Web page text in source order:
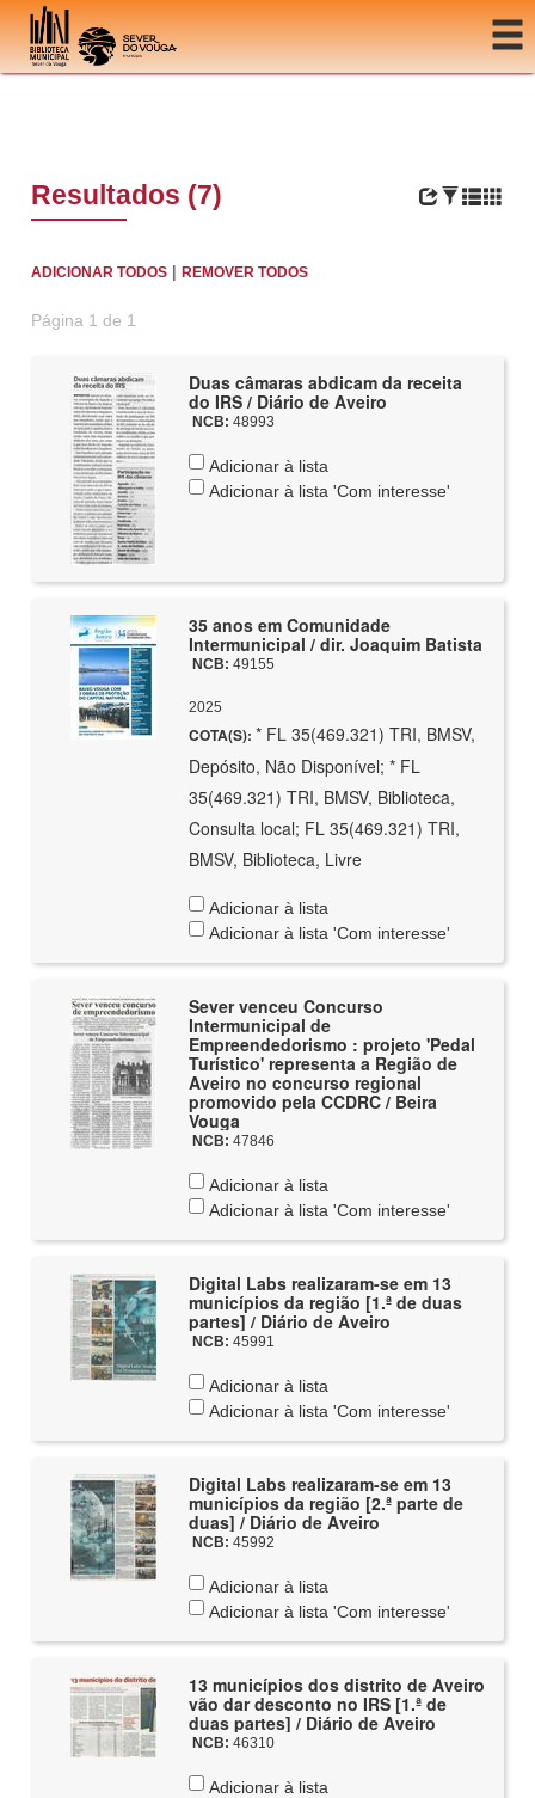
Ir para o conteúdo
Resultados (7)
ADICIONAR TODOS |REMOVER TODOS
Página 1 de 1
Duas câmaras abdicam da receita
do IRS / Diário de Aveiro
NCB: 48993
Adicionar à lista
Adicionar à lista 'Com interesse'
35 anos em Comunidade
Intermunicipal / dir. Joaquim Batista
NCB: 49155
2025
COTA(S): * FL 35(469.321) TRI, BMSV,
Depósito, Não Disponível; * FL
35(469.321) TRI, BMSV, Biblioteca,
Consulta local; FL 35(469.321) TRI,
BMSV, Biblioteca, Livre
Adicionar à lista
Adicionar à lista 'Com interesse'
Sever venceu Concurso
Intermunicipal de
Empreendedorismo : projeto 'Pedal
Turístico' representa a Região de
Aveiro no concurso regional
promovido pela CCDRC / Beira
Vouga
NCB: 47846
Adicionar à lista
Adicionar à lista 'Com interesse'
Digital Labs realizaram-se em 13
municípios da região [1.ª de duas
partes] / Diário de Aveiro
NCB: 45991
Adicionar à lista
Adicionar à lista 'Com interesse'
Digital Labs realizaram-se em 13
municípios da região [2.ª parte de
duas] / Diário de Aveiro
NCB: 45992
Adicionar à lista
Adicionar à lista 'Com interesse'
13 municípios dos distrito de Aveiro
vão dar desconto no IRS [1.ª de
duas partes] / Diário de Aveiro
NCB: 46310
Adicionar à lista